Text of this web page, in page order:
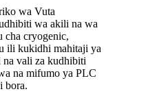
wa Vuta
wa akili na wa
cha cryogenic,
ili kukidhi mahitaji ya
vali za kudhibiti
na mifumo ya PLC
bora.